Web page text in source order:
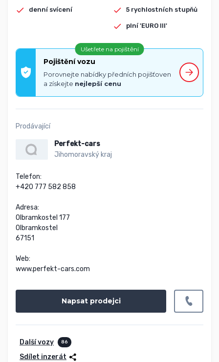
denní svícení 5 rychlostních stupňů
plní 'EURO III'
Ušetřete na pojištění
Pojištění vozu
Porovnejte nabídky předních pojišťoven
a získejte nejlepší cenu
Prodávající
Perfekt-cars
Jihomoravský kraj
Telefon:
+420 777 582 858
Adresa:
Olbramkostel 177
Olbramkostel
67151
Web:
www.perfekt-cars.com
Napsat prodejci
Další vozy 86
Sdílet inzerát